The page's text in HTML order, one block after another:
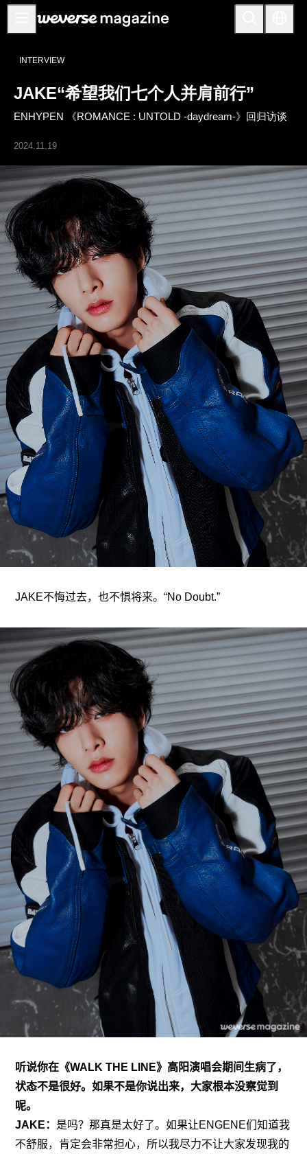
公告事项
FEATURE
INTERVIEW
REVIEW
INTERACTIVE
FIRST+VIEW
THE
INDUSTRY
PLAYLIST
NoW
ALL
ARTICLES
LOGIN
INTERVIEW
JAKE“希望我们七个人并肩前行”
ENHYPEN 《ROMANCE : UNTOLD -daydream-》回归访谈
2024.11.19
JAKE不悔过去，也不惧将来。“No Doubt.”
听说你在《WALK THE LINE》高阳演唱会期间生病了，
状态不是很好。如果不是你说出来，大家根本没察觉到
呢。
JAKE： 是吗？那真是太好了。如果让ENGENE们知道我
不舒服，肯定会非常担心，所以我尽力不让大家发现我的